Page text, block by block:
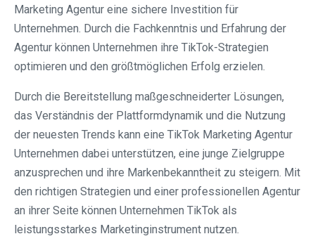
Marketing Agentur eine sichere Investition für
Unternehmen. Durch die Fachkenntnis und Erfahrung der
Agentur können Unternehmen ihre TikTok-Strategien
optimieren und den größtmöglichen Erfolg erzielen.
Durch die Bereitstellung maßgeschneiderter Lösungen,
das Verständnis der Plattformdynamik und die Nutzung
der neuesten Trends kann eine TikTok Marketing Agentur
Unternehmen dabei unterstützen, eine junge Zielgruppe
anzusprechen und ihre Markenbekanntheit zu steigern. Mit
den richtigen Strategien und einer professionellen Agentur
an ihrer Seite können Unternehmen TikTok als
leistungsstarkes Marketinginstrument nutzen.